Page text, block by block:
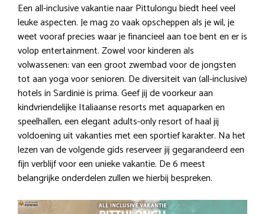
Een all-inclusive vakantie naar Pittulongu biedt heel veel
leuke aspecten. Je mag zo vaak opscheppen als je wil, je
weet vooraf precies waar je financieel aan toe bent en er is
volop entertainment. Zowel voor kinderen als
volwassenen: van een groot zwembad voor de jongsten
tot aan yoga voor senioren. De diversiteit van (all-inclusive)
hotels in Sardinië is prima. Geef jij de voorkeur aan
kindvriendelijke Italiaanse resorts met aquaparken en
speelhallen, een elegant adults-only resort of haal jij
voldoening uit vakanties met een sportief karakter. Na het
lezen van de volgende gids reserveer jij gegarandeerd een
fijn verblijf voor een unieke vakantie. De 6 meest
belangrijke onderdelen zullen we hierbij bespreken.